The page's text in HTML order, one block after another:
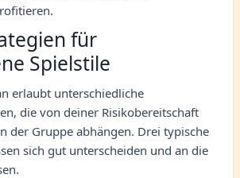
für
Spielstile
erlaubt unterschiedliche
die von deiner Risikobereitschaft
der Gruppe abhängen. Drei typische
sich gut unterscheiden und an die